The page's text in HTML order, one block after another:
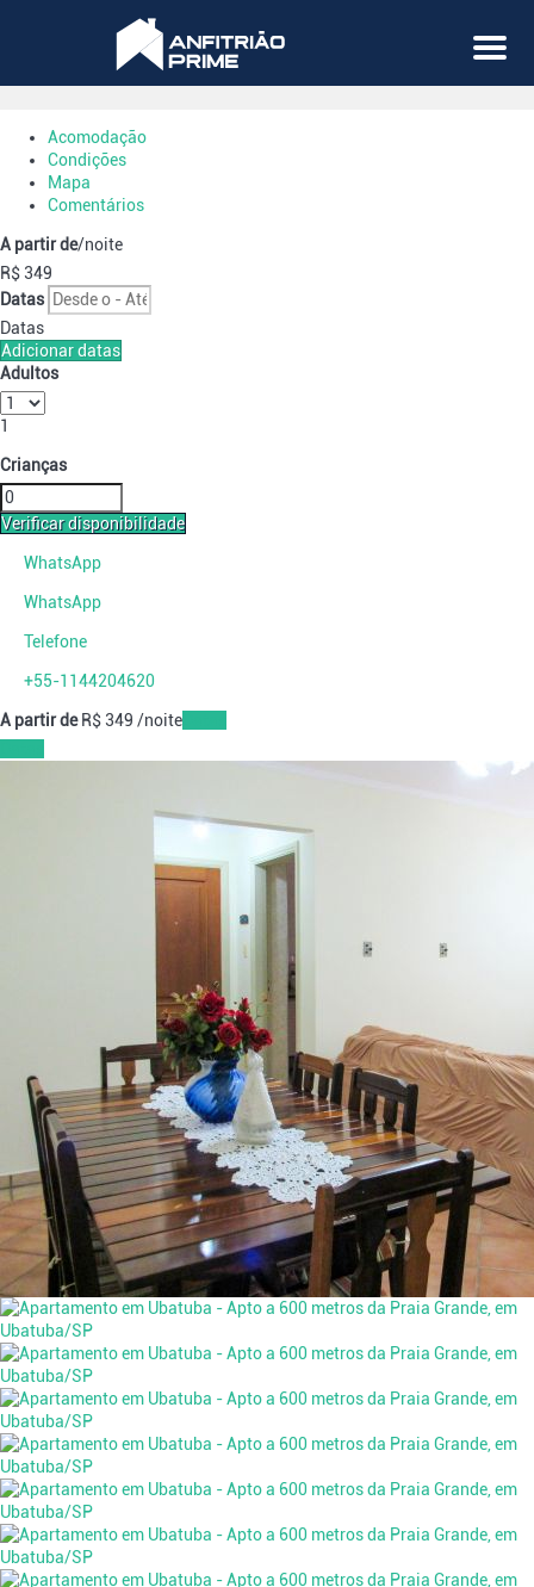
Menu
Acomodação
Condições
Mapa
Comentários
A partir de/noite
R$ 349
Datas
Datas
Adicionar datas
Adultos
1
Crianças
Verificar disponibilidade
WhatsApp
WhatsApp
Telefone
+55-1144204620
A partir deR$ 349 /noite